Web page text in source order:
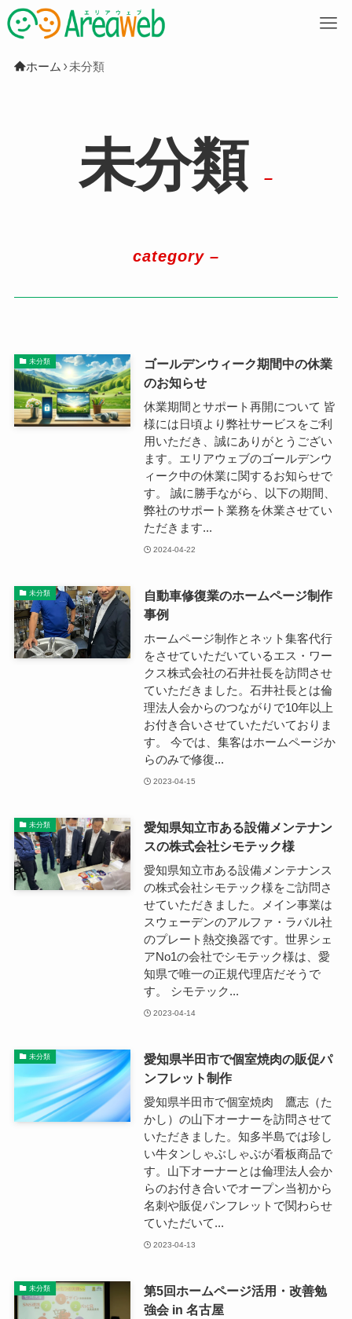
ホーム 未分類
未分類 –
category –
未分類
ゴールデンウィーク期間中の休業
のお知らせ
休業期間とサポート再開について 皆
様には日頃より弊社サービスをご利
用いただき、誠にありがとうござい
ます。エリアウェブのゴールデンウ
ィーク中の休業に関するお知らせで
す。 誠に勝手ながら、以下の期間、
弊社のサポート業務を休業させてい
ただきます...
2024-04-22
未分類
自動車修復業のホームページ制作
事例
ホームページ制作とネット集客代行
をさせていただいているエス・ワー
クス株式会社の石井社長を訪問させ
ていただきました。石井社長とは倫
理法人会からのつながりで10年以上
お付き合いさせていただいておりま
す。 今では、集客はホームページか
らのみで修復...
2023-04-15
未分類
愛知県知立市ある設備メンテナン
スの株式会社シモテック様
愛知県知立市ある設備メンテナンス
の株式会社シモテック様をご訪問さ
せていただきました。メイン事業は
スウェーデンのアルファ・ラバル社
のプレート熱交換器です。世界シェ
アNo1の会社でシモテック様は、愛
知県で唯一の正規代理店だそうで
す。 シモテック...
2023-04-14
未分類
愛知県半田市で個室焼肉の販促パ
ンフレット制作
愛知県半田市で個室焼肉 鷹志（た
かし）の山下オーナーを訪問させて
いただきました。知多半島では珍し
い牛タンしゃぶしゃぶが看板商品で
す。山下オーナーとは倫理法人会か
らのお付き合いでオープン当初から
名刺や販促パンフレットで関わらせ
ていただいて...
2023-04-13
未分類
第5回ホームページ活用・改善勉
強会 in 名古屋